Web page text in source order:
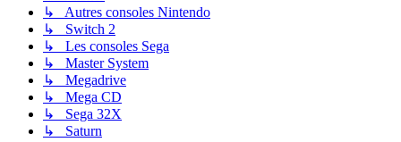
↳ Autres consoles Nintendo
↳ Switch 2
↳ Les consoles Sega
↳ Master System
↳ Megadrive
↳ Mega CD
↳ Sega 32X
↳ Saturn